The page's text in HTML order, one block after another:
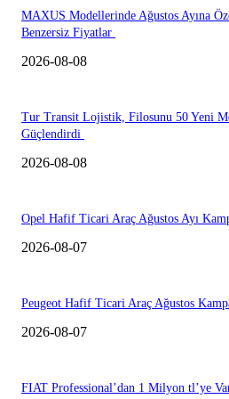
MAXUS Modellerinde Ağustos Ayına
Benzersiz Fiyatlar
2026-08-08
Tur Transit Lojistik, Filosunu 50 Yeni
Güçlendirdi
2026-08-08
Opel Hafif Ticari Araç Ağustos Ayı
2026-08-07
Peugeot Hafif Ticari Araç Ağustos
2026-08-07
FIAT Professional’dan 1 Milyon tl’ye